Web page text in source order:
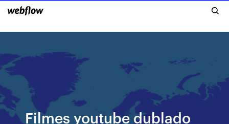
Filmes youtube dublado